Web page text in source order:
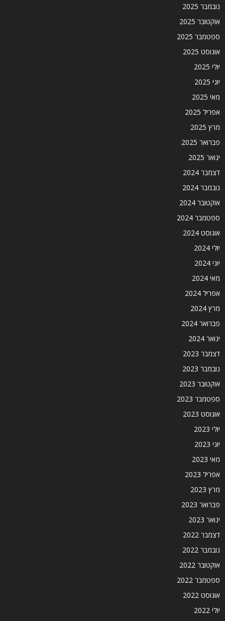
נובמבר 2025
אוקטובר 2025
ספטמבר 2025
אוגוסט 2025
יולי 2025
יוני 2025
מאי 2025
אפריל 2025
מרץ 2025
פברואר 2025
ינואר 2025
דצמבר 2024
נובמבר 2024
אוקטובר 2024
ספטמבר 2024
אוגוסט 2024
יולי 2024
יוני 2024
מאי 2024
אפריל 2024
מרץ 2024
פברואר 2024
ינואר 2024
דצמבר 2023
נובמבר 2023
אוקטובר 2023
ספטמבר 2023
אוגוסט 2023
יולי 2023
יוני 2023
מאי 2023
אפריל 2023
מרץ 2023
פברואר 2023
ינואר 2023
דצמבר 2022
נובמבר 2022
אוקטובר 2022
ספטמבר 2022
אוגוסט 2022
יולי 2022